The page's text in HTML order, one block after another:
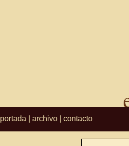
portada archivo contacto